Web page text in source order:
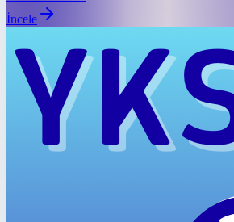
İncele